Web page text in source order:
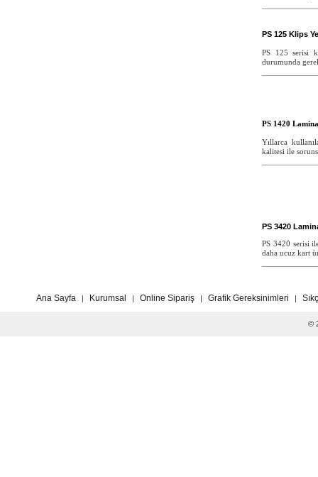
PS 125 Klips
PS 125 serisi
durumunda
PS 1420
Yıllarca
kalitesi ile
PS 3420
PS 3420 serisi
daha ucuz kart
Ana Sayfa | Kurumsal | Online Sipariş | Grafik Gereksinimleri |
©